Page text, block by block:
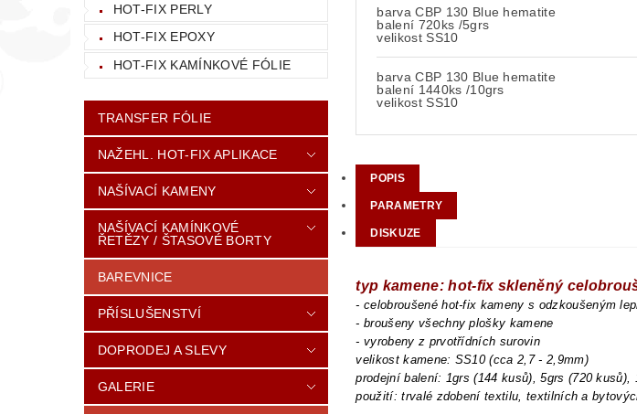
HOT-FIX PERLY
HOT-FIX EPOXY
HOT-FIX KAMÍNKOVÉ FÓLIE
TRANSFER FÓLIE
NAŽEHL. HOT-FIX APLIKACE
NAŠÍVACÍ KAMENY
NAŠÍVACÍ KAMÍNKOVÉ
ŘETĚZY / ŠTASOVÉ BORTY
BAREVNICE
PŘÍSLUŠENSTVÍ
DOPRODEJ A SLEVY
GALERIE
barva CBP 130 Blue hematite
balení 720ks /5grs
velikost SS10
barva CBP 130 Blue hematite
balení 1440ks /10grs
velikost SS10
POPIS
PARAMETRY
DISKUZE
typ kamene: hot-fix skleněný
- celobroušené hot-fix kameny s odzkoušeným
- broušeny všechny plošky kamene
- vyrobeny z prvotřídních surovin
velikost kamene: SS10 (cca 2,7 - 2,9mm)
prodejní balení: 1grs (144 kusů), 5grs (720 kusů),
použití: trvalé zdobení textilu, textilních a